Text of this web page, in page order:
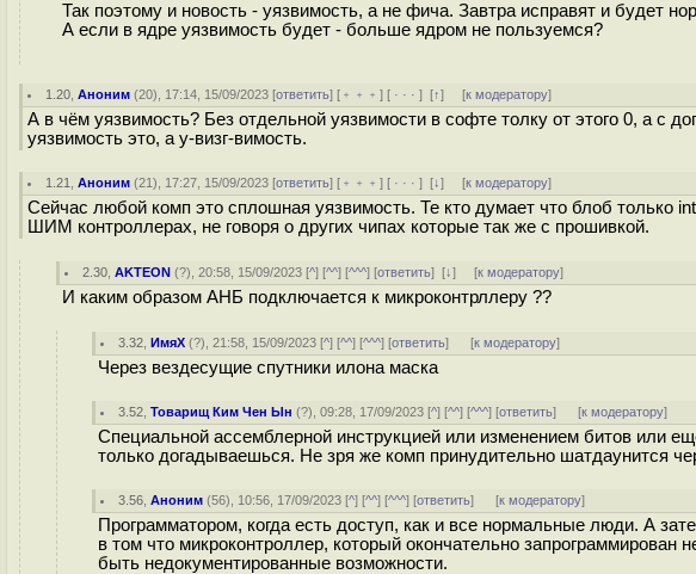
Так поэтому и новость - уязвимость, а не фича. Завтра исправят и будет
А если в ядре уязвимость будет - больше ядром не пользуемся?
1.20 ,Аноним (20), 17:14, 15/09/2023 [ответить] [ ﹢﹢﹢] [ · · ·][↑] [к модератору]
А в чём уязвимость? Без отдельной уязвимости в софте толку от этого 0, а с
уязвимость это, а у-визг-вимость.
1.21 ,Аноним (21), 17:27, 15/09/2023 [ответить] [ ﹢﹢﹢] [ · · ·][↓] [к модератору]
Сейчас любой комп это сплошная уязвимость. Те кто думает что блоб только
ШИМ контроллерах, не говоря о других чипах которые так же с прошивкой.
2.30 ,AKTEON (?), 20:58, 15/09/2023 [^] [^^] [^^^] [ответить][↓] [к модератору]
И каким образом АНБ подключается к микроконтрллеру ??
3.32 ,ИмяХ (?), 21:58, 15/09/2023 [^] [^^] [^^^] [ответить] [к модератору]
Через вездесущие спутники илона маска
3.52 ,Товарищ Ким Чен Ын (?), 09:28, 17/09/2023 [^] [^^] [^^^] [ответить] [к модератору]
Специальной ассемблерной инструкцией или изменением битов или
только догадываешься. Не зря же комп принудительно шатдаунится
3.56 ,Аноним (56), 10:56, 17/09/2023 [^] [^^] [^^^] [ответить] [к модератору]
Программатором, когда есть доступ, как и все нормальные люди. А
в том что микроконтроллер, который окончательно
быть недокументированные возможности.